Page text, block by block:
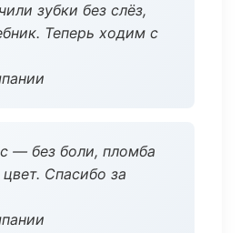
зубки без слёз,
Теперь ходим с
— без боли, пломба
Спасибо за